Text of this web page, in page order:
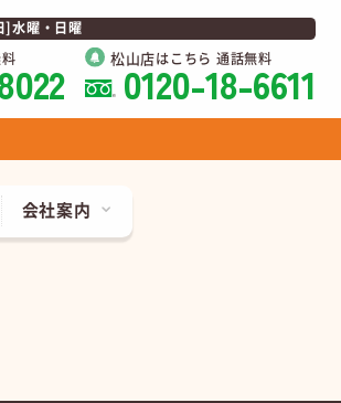
水曜・日曜
松山店はこちら 通話無料
0120-18-6611
会社案内